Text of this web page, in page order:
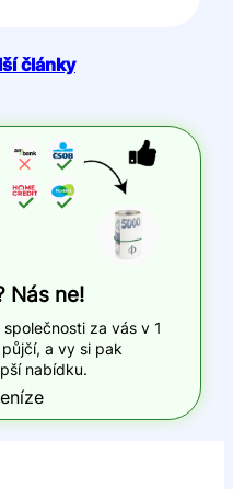
články
Nás ne!
za vás v 1
a vy si pak
nabídku.